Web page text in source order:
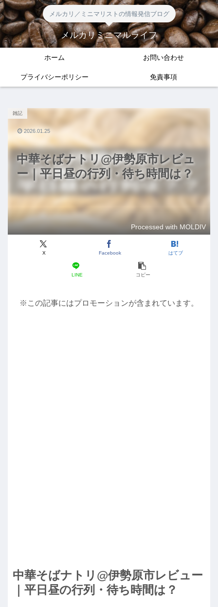
メルカリ／ミニマリストの情報発信ブログ
メルカリミニマルライフ
ホーム お問い合わせ
プライバシーポリシー 免責事項
中華そばナトリ@伊勢原市レビュ
ー｜平日昼の行列・待ち時間は？
雑記
Processed with MOLDIV
X Facebook はてブ
LINE コピー
2026.01.25
※この記事にはプロモーションが含まれています。
中華そばナトリ@伊勢原市レビュー
｜平日昼の行列・待ち時間は？